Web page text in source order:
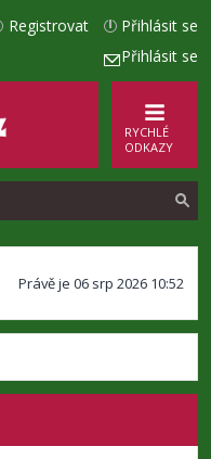
Přihlásit se
Přihlásit se
Registrovat
RYCHLÉ
ODKAZY
d
t
Právě je 06 srp 2026 10:52